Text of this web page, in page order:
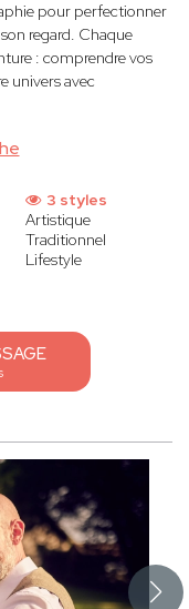
pour perfectionner
regard. Chaque
: comprendre vos
univers avec
3 styles
Artistique
Traditionnel
Lifestyle